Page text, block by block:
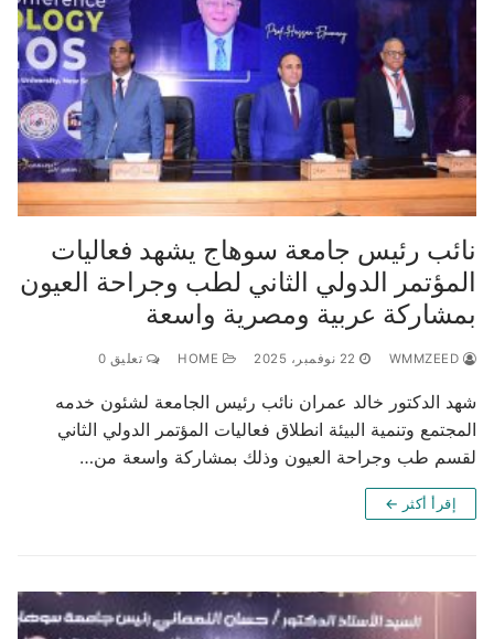
نائب رئيس جامعة سوهاج يشهد فعاليات
المؤتمر الدولي الثاني لطب وجراحة العيون
بمشاركة عربية ومصرية واسعة
22 نوفمبر، 2025 تعليق 0
شهد الدكتور خالد عمران نائب رئيس الجامعة لشئون خدمه
المجتمع وتنمية البيئة انطلاق فعاليات المؤتمر الدولي الثاني
لقسم طب وجراحة العيون وذلك بمشاركة واسعة من…
إقرأ أكثر ←